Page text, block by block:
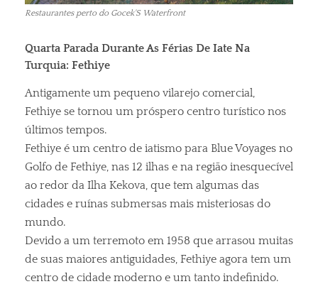
Restaurantes perto do Gocek'S Waterfront
Quarta Parada Durante As Férias De Iate Na
Turquia: Fethiye
Antigamente um pequeno vilarejo comercial,
Fethiye se tornou um próspero centro turístico nos
últimos tempos.
Fethiye é um centro de iatismo para Blue Voyages no
Golfo de Fethiye, nas 12 ilhas e na região inesquecível
ao redor da Ilha Kekova, que tem algumas das
cidades e ruínas submersas mais misteriosas do
mundo.
Devido a um terremoto em 1958 que arrasou muitas
de suas maiores antiguidades, Fethiye agora tem um
centro de cidade moderno e um tanto indefinido.